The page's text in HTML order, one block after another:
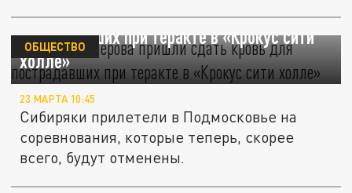
Жители Кемерова пришли сдать кровь для
пострадавших при теракте в «Крокус сити
холле»
ОБЩЕСТВО
23 МАРТА 10:45
Сибиряки прилетели в Подмосковье на
соревнования, которые теперь, скорее
всего, будут отменены.